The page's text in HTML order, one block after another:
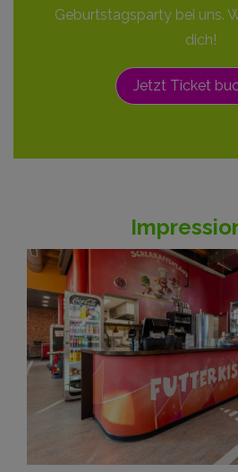
Geburtstagsparty bei uns.
dich!
Jetzt Ticket